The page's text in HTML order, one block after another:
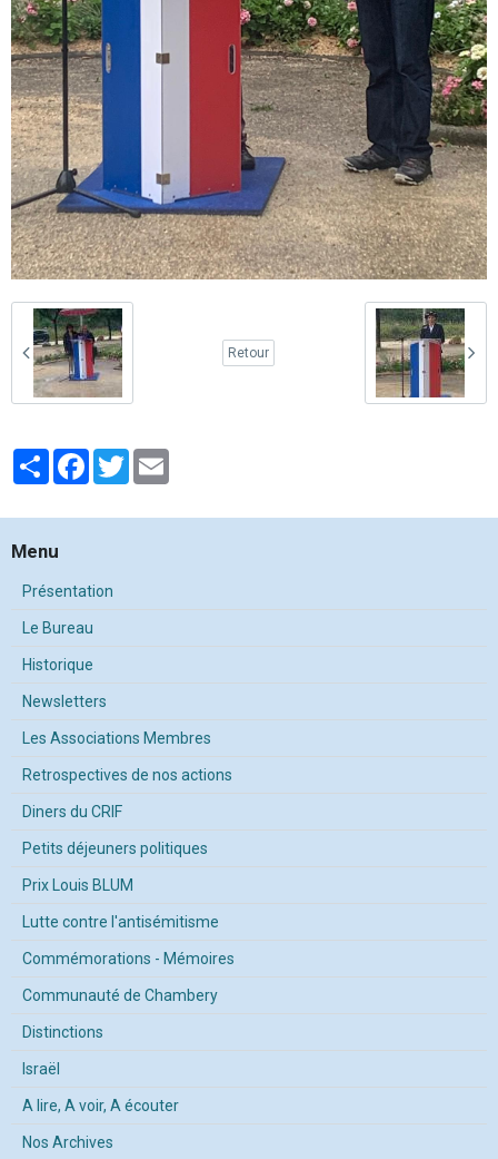
Retour
PartagerFacebook
Twitter
Menu
Présentation
Le Bureau
Historique
Newsletters
Les Associations Membres
Retrospectives de nos actions
Diners du CRIF
Petits déjeuners politiques
Prix Louis BLUM
Lutte contre l'antisémitisme
Commémorations - Mémoires
Communauté de Chambery
Distinctions
Israël
A lire, A voir, A écouter
Nos Archives